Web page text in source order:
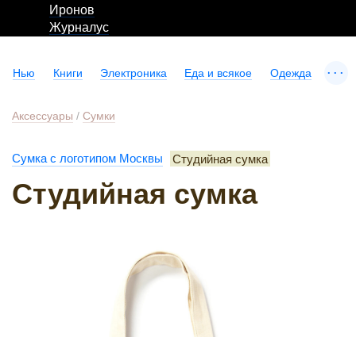
Иронов
Журналус
Нью Книги Электроника Еда и всякое Одежда ...
Аксессуары / Сумки
Сумка с логотипом Москвы Студийная сумка
Студийная сумка